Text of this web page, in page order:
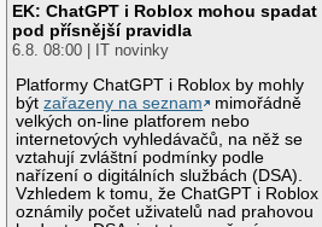
EK: ChatGPT i Roblox mohou spadat
pod přísnější pravidla
6.8. 08:00 | IT novinky
Platformy ChatGPT i Roblox by mohly
býtzařazeny na seznam
mimořádně
velkých on-line platforem nebo
internetových vyhledávačů, na něž se
vztahují zvláštní podmínky podle
nařízení o digitálních službách (DSA).
Vzhledem k tomu, že ChatGPT i Roblox
oznámily počet uživatelů nad prahovou